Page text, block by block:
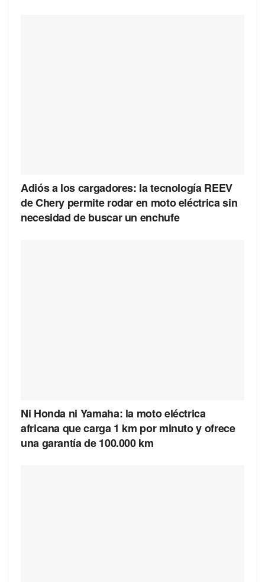
Adiós a los cargadores: la tecnología REEV
de Chery permite rodar en moto eléctrica sin
necesidad de buscar un enchufe
Ni Honda ni Yamaha: la moto eléctrica
africana que carga 1 km por minuto y ofrece
una garantía de 100.000 km